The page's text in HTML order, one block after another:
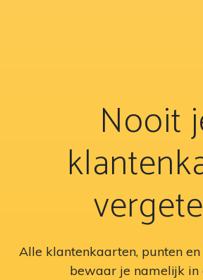
Nooit
Alle klantenkaarten, punten
bewaar je namelijk in